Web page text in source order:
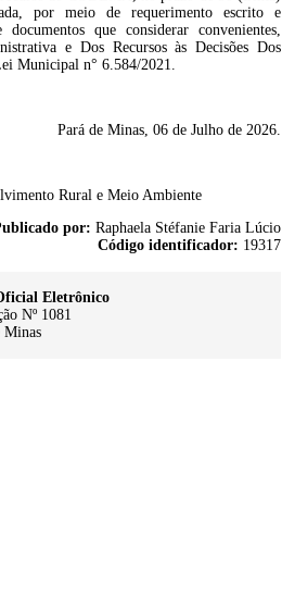
por meio de requerimento escrito e
que considerar convenientes,
e Dos Recursos às Decisões Dos
Municipal n° 6.584/2021.
Pará de Minas, 06 de Julho de 2026.
Reis
Rural e Meio Ambiente
por: Raphaela Stéfanie Faria Lúcio
Código identificador: 19317
Eletrônico
Nº 1081
Minas